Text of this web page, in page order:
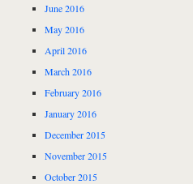
June 2016
May 2016
April 2016
March 2016
February 2016
January 2016
December 2015
November 2015
October 2015